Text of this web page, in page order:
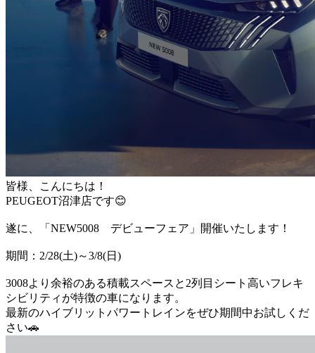
皆様、こんにちは！
PEUGEOT沼津店です😊
遂に、「NEW5008 デビューフェア」開催いたします！
期間：2/28(土)～3/8(日)
3008より余裕のある積載スペースと2列目シート高いフレキ
シビリティが特徴の車になります。
最新のハイブリットパワートレインをぜひ期間中お試しくだ
さい🚗